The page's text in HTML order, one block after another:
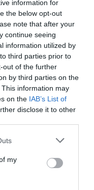
information for
the below opt-out
note that after your
continue seeing
information utilized by
third parties prior to
out of the further
by third parties on the
This information may
on the IAB’s List of
disclose it to other
my
preferida de Google
de actualidad.